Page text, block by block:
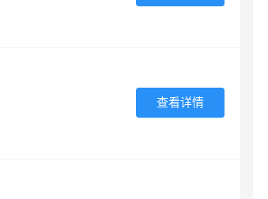
查看详情